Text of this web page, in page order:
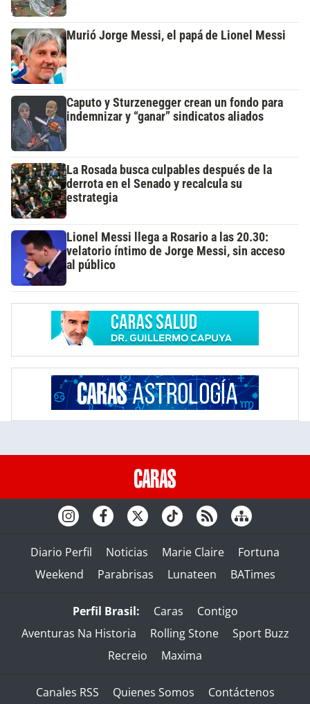
Murió Jorge Messi, el papá de Lionel Messi
Caputo y Sturzenegger crean un fondo para
indemnizar y “ganar” sindicatos aliados
La Rosada busca culpables después de la
derrota en el Senado y recalcula su
estrategia
Lionel Messi llega a Rosario a las 20.30:
velatorio íntimo de Jorge Messi, sin acceso
al público
Diario Perfil Noticias Marie Claire
Fortuna
Weekend
Parabrisas Lunateen BATimes
Perfil Brasil: Caras
Contigo
Aventuras Na Historia
Rolling Stone
Sport Buzz
Recreio
Maxima
Canales RSS Quienes Somos Contáctenos